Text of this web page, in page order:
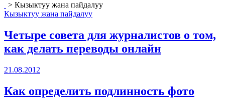
> Кызыктуу жана пайдалуу
Кызыктуу жана пайдалуу
Четыре совета для журналистов о том,
как делать переводы онлайн
21.08.2012
Как определить подлинность фото